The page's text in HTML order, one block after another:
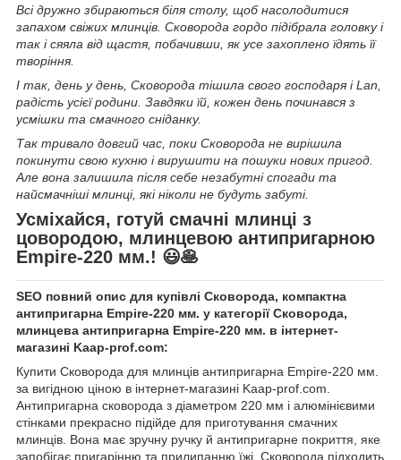
Всі дружно збираються біля столу, щоб насолодитися
запахом свіжих млинців. Сковорода гордо підібрала головку і
так і сяяла від щастя, побачивши, як усе захоплено їдять її
творіння.
І так, день у день, Сковорода тішила свого господаря і Lan,
радість усієї родини. Завдяки їй, кожен день починався з
усмішки та смачного сніданку.
Так тривало довгий час, поки Сковорода не вирішила
покинути свою кухню і вирушити на пошуки нових пригод.
Але вона залишила після себе незабутні спогади та
найсмачніші млинці, які ніколи не будуть забуті.
Усміхайся, готуй смачні млинці з
цовородою, млинцевою антипригарною
Empire-220 мм.! 😃🥞
SEO повний опис для купівлі Сковорода, компактна
антипригарна Empire-220 мм. у категорії Сковорода,
млинцева антипригарна Empire-220 мм. в інтернет-
магазині Kaap-prof.com:
Купити Сковорода для млинців антипригарна Empire-220 мм.
за вигідною ціною в інтернет-магазині Kaap-prof.com.
Антипригарна сковорода з діаметром 220 мм і алюмінієвими
стінками прекрасно підійде для приготування смачних
млинців. Вона має зручну ручку й антипригарне покриття, яке
запобігає пригарінню та прилипанню їжі. Сковорода підходить